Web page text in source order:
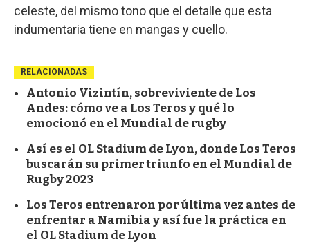
celeste, del mismo tono que el detalle que esta
indumentaria tiene en mangas y cuello.
RELACIONADAS
Antonio Vizintín, sobreviviente de Los
Andes: cómo ve a Los Teros y qué lo
emocionó en el Mundial de rugby
Así es el OL Stadium de Lyon, donde Los Teros
buscarán su primer triunfo en el Mundial de
Rugby 2023
Los Teros entrenaron por última vez antes de
enfrentar a Namibia y así fue la práctica en
el OL Stadium de Lyon